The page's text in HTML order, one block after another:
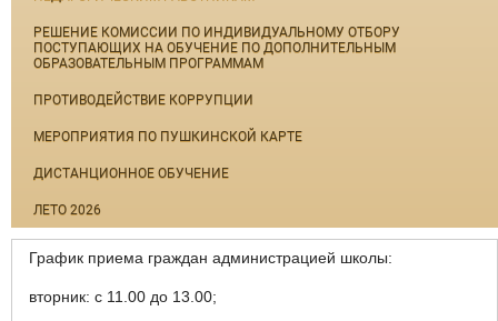
РЕШЕНИЕ КОМИССИИ ПО ИНДИВИДУАЛЬНОМУ ОТБОРУ
ПОСТУПАЮЩИХ НА ОБУЧЕНИЕ ПО ДОПОЛНИТЕЛЬНЫМ
ОБРАЗОВАТЕЛЬНЫМ ПРОГРАММАМ
ПРОТИВОДЕЙСТВИЕ КОРРУПЦИИ
МЕРОПРИЯТИЯ ПО ПУШКИНСКОЙ КАРТЕ
ДИСТАНЦИОННОЕ ОБУЧЕНИЕ
ЛЕТО 2026
График приема граждан администрацией школы:
вторник: с 11.00 до 13.00;